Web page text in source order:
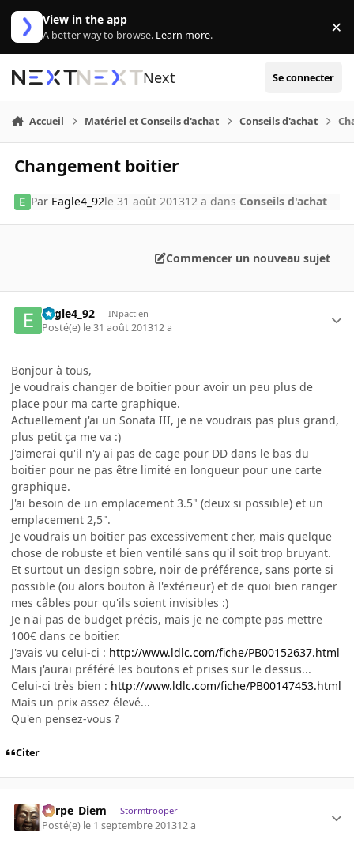
Aller au contenu
View in the app
A better way to browse. Learn more. ×
Next Se connecter
Accueil Matériel et Conseils d'achat Conseils d'achat
Changement boitier
Par Eagle4_92le 31 août 201312 a dans Conseils d'achat
Commencer un nouveau sujet
Eagle4_92 INpactien
Posté(e) le 31 août 201312 a
Bonjour à tous,
Je voudrais changer de boitier pour avoir un peu plus de
place pour ma carte graphique.
Actuellement j'ai un Sonata III, je ne voudrais pas plus grand,
plus petit ça me va :)
J'aimerai qu'il n'y ai pas de cage pour DD dans le bas du
boitier pour ne pas être limité en longueur pour une carte
graphique.
J'ai besoin de un emplacement 3.5" (deux si possible) et un
emplacement 2,5".
Je voudrais un boitier pas excessivement cher, mais quelque
chose de robuste et bien ventilé sans qu'il soit trop bruyant.
Et surtout un design sobre, noir de préférence, sans porte si
possible (ou alors bouton à l'extérieur) et de quoi bien ranger
mes câbles pour qu'ils soient invisibles :)
Je n'ai pas de budget précis, mais je ne compte pas mettre
100€ dans ce boitier.
J'avais vu celui-ci : http://www.ldlc.com/fiche/PB00152637.html
Mais j'aurai préféré les boutons et prises sur le dessus...
Celui-ci très bien : http://www.ldlc.com/fiche/PB00147453.html
Mais un prix assez élevé...
Qu'en pensez-vous ?
Citer
Carpe_Diem Stormtrooper
Posté(e) le 1 septembre 201312 a